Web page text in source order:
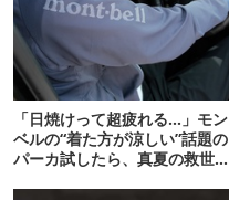
「日焼けって超疲れる…」モン
ベルの“着た方が涼しい”話題の
パーカ試したら、真夏の救世主